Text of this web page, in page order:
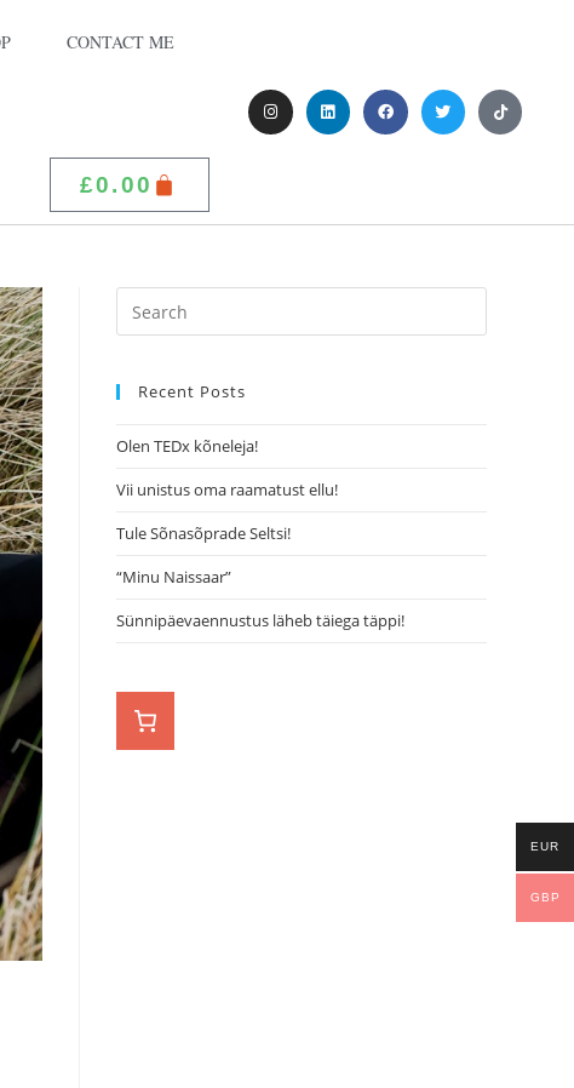
CONTACT ME
£0.00
Recent Posts
Olen TEDx kõneleja!
Vii unistus oma raamatust ellu!
Tule Sõnasõprade Seltsi!
“Minu Naissaar”
Sünnipäevaennustus läheb täiega täppi!
EUR
GBP